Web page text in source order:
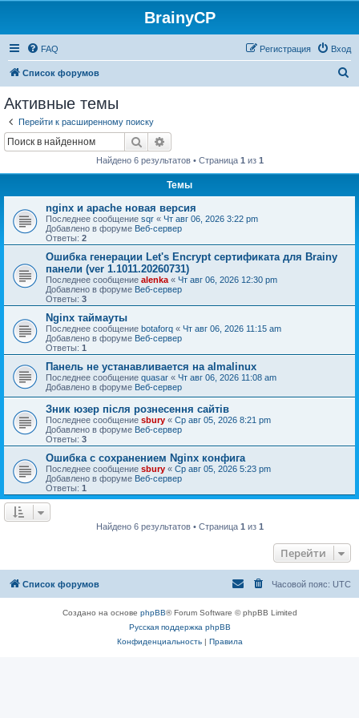
BrainyCP
FAQ Вход
Регистрация
Список форумов
Активные темы
Перейти к расширенному поиску
Поиск
Найдено 6 результатов • Страница 1 из 1
Темы
nginx и apache новая версия
Последнее сообщение sqr « Чт авг 06, 2026 3:22 pm
Добавлено в форуме Веб-сервер
Ответы: 2
Ошибка генерации Let's Encrypt сертификата для Brainy
панели (ver 1.1011.20260731)
Последнее сообщение alenka « Чт авг 06, 2026 12:30 pm
Добавлено в форуме Веб-сервер
Ответы: 3
Nginx таймауты
Последнее сообщение botaforq « Чт авг 06, 2026 11:15 am
Добавлено в форуме Веб-сервер
Ответы: 1
Панель не устанавливается на almalinux
Последнее сообщение quasar « Чт авг 06, 2026 11:08 am
Добавлено в форуме Веб-сервер
Зник юзер після рознесення сайтів
Последнее сообщение sbury « Ср авг 05, 2026 8:21 pm
Добавлено в форуме Веб-сервер
Ответы: 3
Ошибка с сохранением Nginx конфига
Последнее сообщение sbury « Ср авг 05, 2026 5:23 pm
Добавлено в форуме Веб-сервер
Ответы: 1
Найдено 6 результатов • Страница 1 из 1
Перейти
Список форумов Часовой пояс: UTC
Создано на основе phpBB® Forum Software © phpBB Limited
Русская поддержка phpBB
Конфиденциальность| Правила